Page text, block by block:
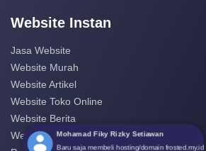
Website Instan
Jasa Website
Website Murah
Website Artikel
Website Toko Online
Website Berita
Website PerusahaanMohamad Fiky Rizky Setiawan
Baru saja membeli hosting/domain frosted.my.id